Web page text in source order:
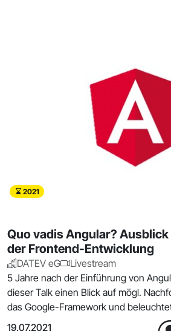
2021
Quo vadis Angular?
der Frontend-Entwicklung
DATEV eG
Livestream
5 Jahre nach der Einführung von
dieser Talk einen Blick auf mögl.
das Google-Framework und
19.07.2021